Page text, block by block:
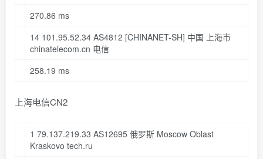
270.86 ms
14 101.95.52.34 AS4812 [CHINANET-SH] 中国 上海市
chinatelecom.cn 电信
258.19 ms
上海电信CN2
1 79.137.219.33 AS12695 俄罗斯 Moscow Oblast
Kraskovo tech.ru